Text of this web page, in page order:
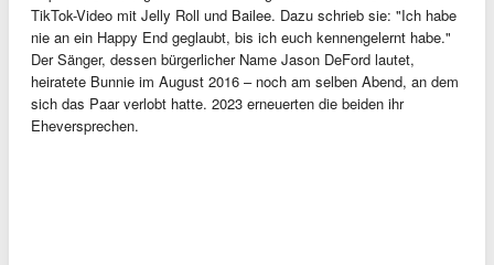
TikTok-Video mit Jelly Roll und Bailee. Dazu schrieb sie: "Ich habe
nie an ein Happy End geglaubt, bis ich euch kennengelernt habe."
Der Sänger, dessen bürgerlicher Name Jason DeFord lautet,
heiratete Bunnie im August 2016 – noch am selben Abend, an dem
sich das Paar verlobt hatte. 2023 erneuerten die beiden ihr
Eheversprechen.